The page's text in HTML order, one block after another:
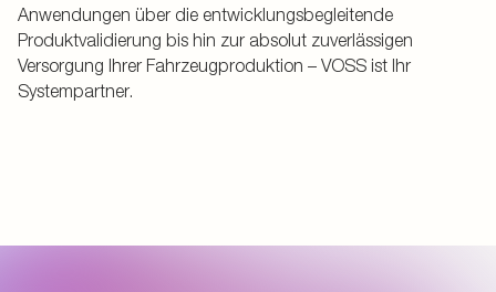
Anwendungen über die entwicklungsbegleitende
Produktvalidierung bis hin zur absolut zuverlässigen
Versorgung Ihrer Fahrzeugproduktion – VOSS ist Ihr
Systempartner.